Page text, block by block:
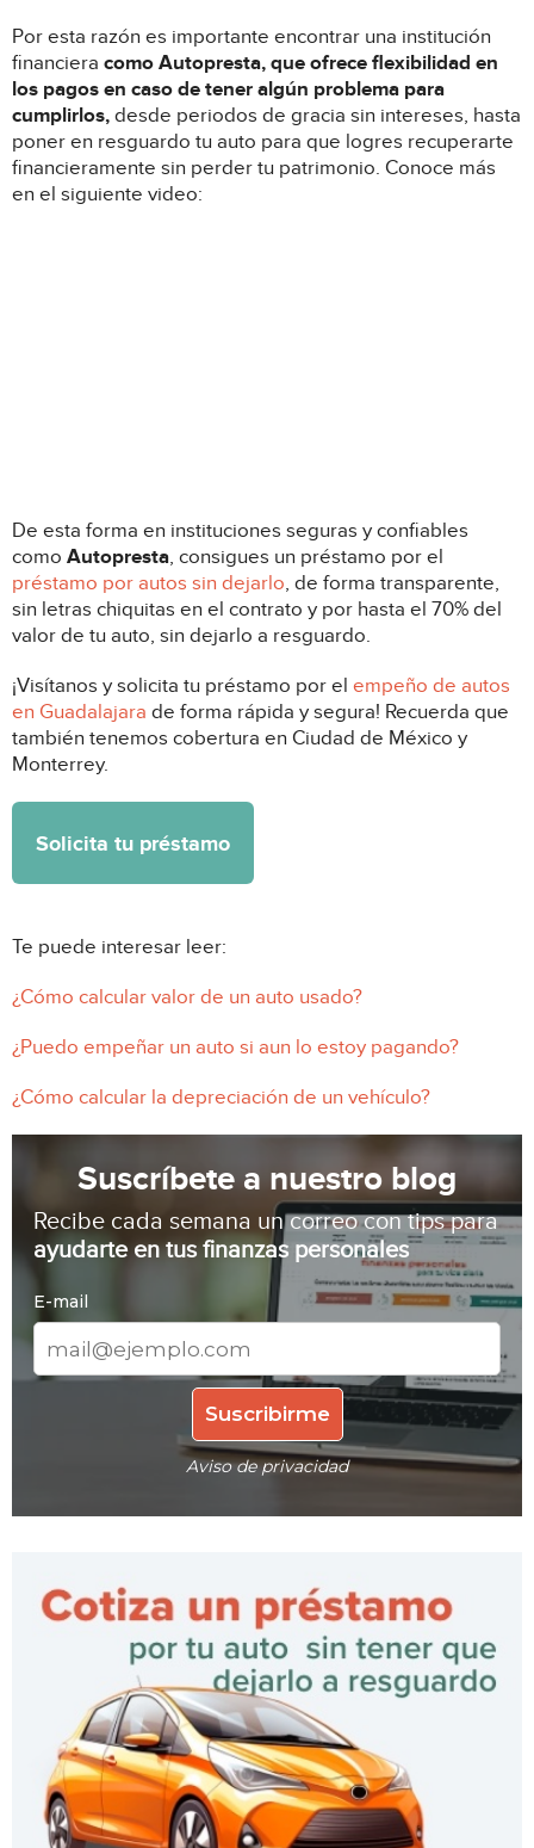
Por esta razón es importante encontrar una institución
financiera como Autopresta, que ofrece flexibilidad en
los pagos en caso de tener algún problema para
cumplirlos, desde periodos de gracia sin intereses, hasta
poner en resguardo tu auto para que logres recuperarte
financieramente sin perder tu patrimonio. Conoce más
en el siguiente video:
De esta forma en instituciones seguras y confiables
como Autopresta, consigues un préstamo por el
préstamo por autos sin dejarlo, de forma transparente,
sin letras chiquitas en el contrato y por hasta el 70% del
valor de tu auto, sin dejarlo a resguardo.
¡Visítanos y solicita tu préstamo por el empeño de autos
en Guadalajara de forma rápida y segura! Recuerda que
también tenemos cobertura en Ciudad de México y
Monterrey.
Solicita tu préstamo
Te puede interesar leer:
¿Cómo calcular valor de un auto usado?
¿Puedo empeñar un auto si aun lo estoy pagando?
¿Cómo calcular la depreciación de un vehículo?
Suscríbete a nuestro blog
Recibe cada semana un correo con tips para
ayudarte en tus finanzas personales
E-mail
Aviso de privacidad